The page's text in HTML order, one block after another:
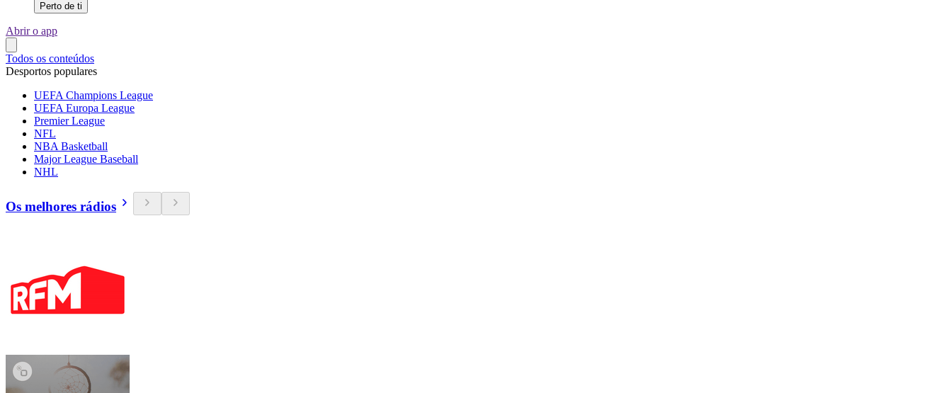
Perto de ti
Abrir o app
Todos os conteúdos
Desportos populares
UEFA Champions League
UEFA Europa League
Premier League
NFL
NBA Basketball
Major League Baseball
NHL
Os melhores rádios